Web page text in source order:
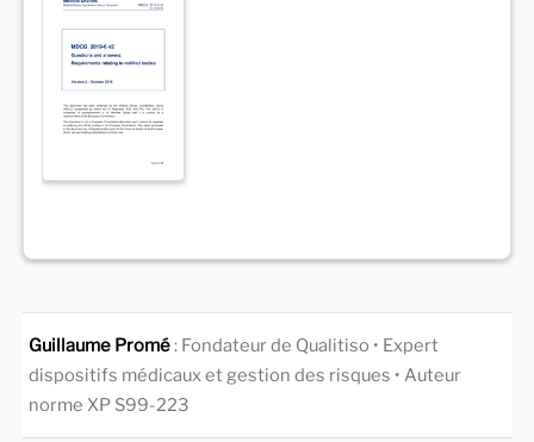
Guillaume Promé: Fondateur de Qualitiso • Expert
dispositifs médicaux et gestion des risques • Auteur
norme XP S99-223